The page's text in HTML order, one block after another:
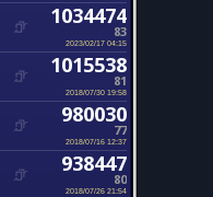
1034474
83
2023/02/17 04:15
1015538
81
2018/07/30 19:58
980030
77
2018/07/16 12:37
938447
80
2018/07/26 21:54